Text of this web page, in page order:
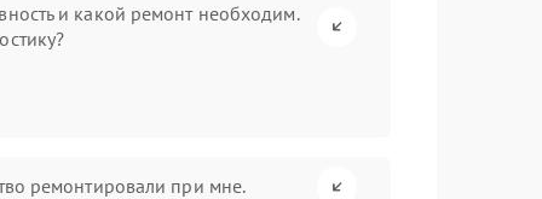
и какой ремонт необходим.
ремонтировали при мне.